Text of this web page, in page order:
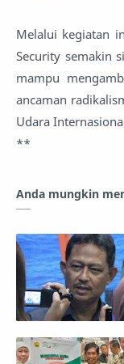
Melalui kegiatan
Security semakin
mampu
ancaman
Udara
**
Anda mungkin